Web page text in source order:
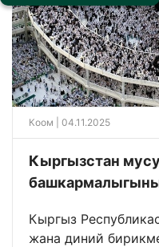
Коом | 04.11.2025
Кыргызстан
Кыргыз
жана диний